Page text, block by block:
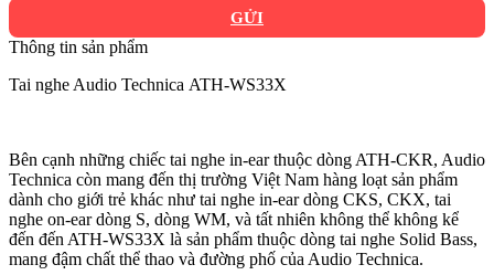
GỬI
Thông tin sản phẩm
Tai nghe Audio Technica ATH-WS33X
Bên cạnh những chiếc tai nghe in-ear thuộc dòng ATH-CKR, Audio
Technica còn mang đến thị trường Việt Nam hàng loạt sản phẩm
dành cho giới trẻ khác như tai nghe in-ear dòng CKS, CKX, tai
nghe on-ear dòng S, dòng WM, và tất nhiên không thể không kể
đến đến ATH-WS33X là sản phẩm thuộc dòng tai nghe Solid Bass,
mang đậm chất thể thao và đường phố của Audio Technica.